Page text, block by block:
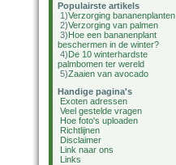
Populairste artikels
1)Verzorging bananenplanten
2)Verzorging van palmen
3)Hoe een bananenplant
beschermen in de winter?
4)De 10 winterhardste
palmbomen ter wereld
5)Zaaien van avocado
Handige pagina's
Exoten adressen
Veel gestelde vragen
Hoe foto's uploaden
Richtlijnen
Disclaimer
Link naar ons
Links